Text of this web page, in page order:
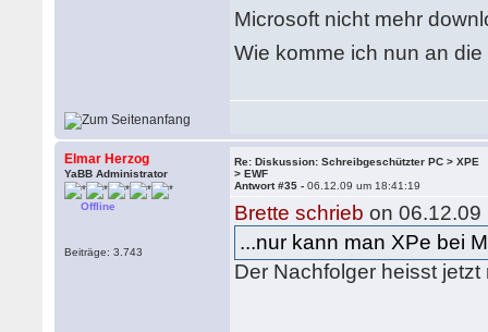
Microsoft nicht mehr
Wie komme ich nun an
Elmar Herzog
YaBB Administrator
Offline
Beiträge: 3.743
Re: Diskussion: Schreibgeschützter PC > XPE
> EWF
Antwort #35 -06.12.09 um 18:41:19
Brette schrieb on 06.12.09
...nur kann man XPe bei
Der Nachfolger heisst jetzt